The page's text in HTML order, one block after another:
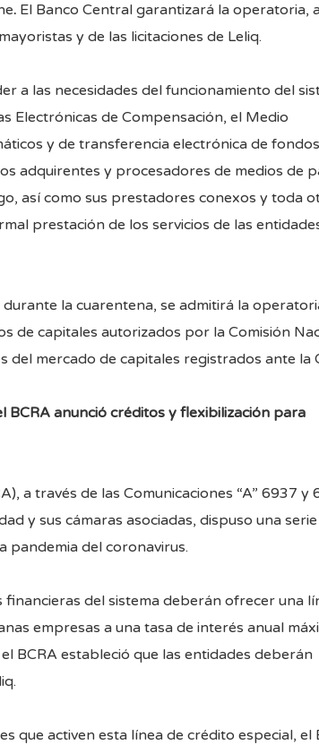
. El Banco Central garantizará la operatoria,
y de las licitaciones de Leliq.
a las necesidades del funcionamiento del
Electrónicas de Compensación, el Medio
y de transferencia electrónica de
adquirentes y procesadores de medios de
así como sus prestadores conexos y toda
prestación de los servicios de las
la cuarentena, se admitirá la
de capitales autorizados por la Comisión
del mercado de capitales registrados ante la
BCRA anunció créditos y flexibilización para
a través de las Comunicaciones “A” 6937 y
y sus cámaras asociadas, dispuso una
pandemia del coronavirus.
del sistema deberán ofrecer una
empresas a una tasa de interés anual
BCRA estableció que las entidades deberán
que activen esta línea de crédito especial, el